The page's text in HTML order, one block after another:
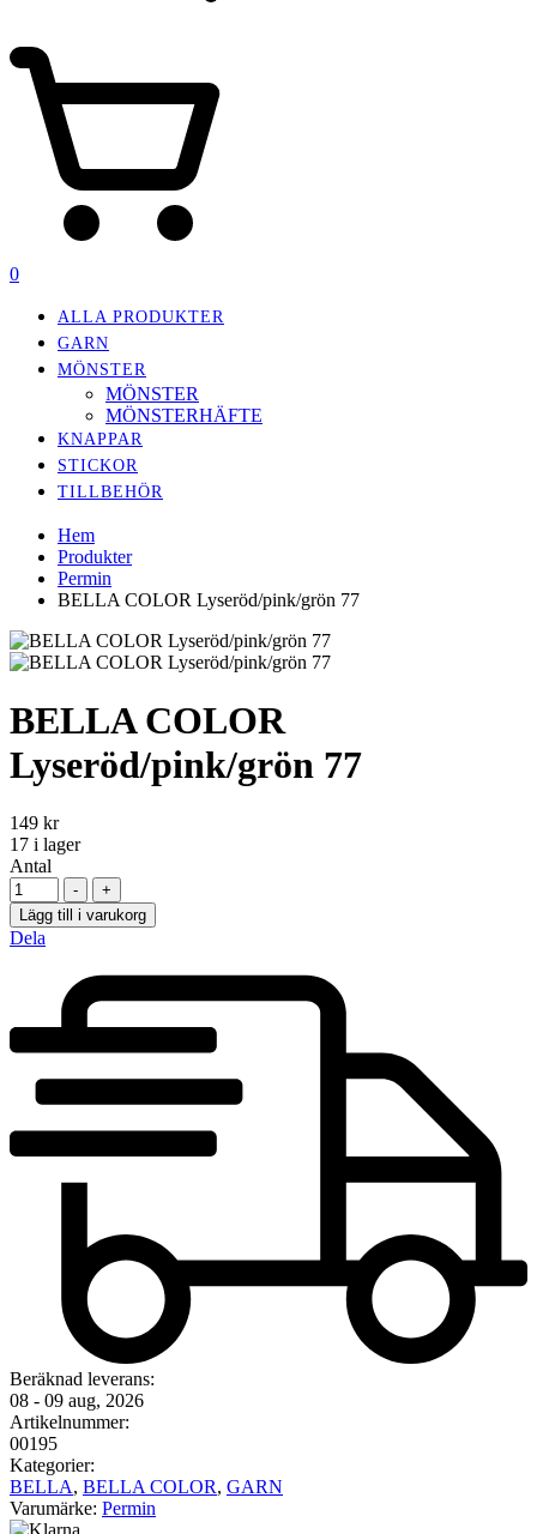
0
ALLA PRODUKTER
GARN
MÖNSTER
MÖNSTER
MÖNSTERHÄFTE
KNAPPAR
STICKOR
TILLBEHÖR
Hem
Produkter
Permin
BELLA COLOR Lyseröd/pink/grön 77
BELLA COLOR
Lyseröd/pink/grön 77
149 kr
17 i lager
Antal
-
+
Lägg till i varukorg
Dela
Beräknad leverans:
08 - 09 aug, 2026
Artikelnummer:
00195
Kategorier:
BELLA, BELLA COLOR, GARN
Varumärke: Permin